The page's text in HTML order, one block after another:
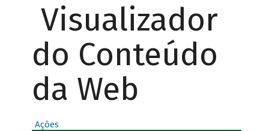
Visualizador
do Conteúdo
da Web
Ações